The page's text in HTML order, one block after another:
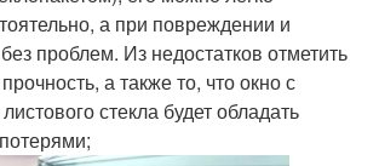
а при повреждении и
проблем. Из недостатков отметить
а также то, что окно с
стекла будет обладать